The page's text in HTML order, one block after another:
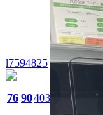
l7594825
76 90403